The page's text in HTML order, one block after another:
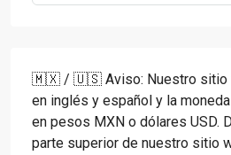
🇲🇽 / 🇺🇸 Aviso: Nuestro sitio
en inglés y español y la
en pesos MXN o dólares USD.
parte superior de nuestro sitio